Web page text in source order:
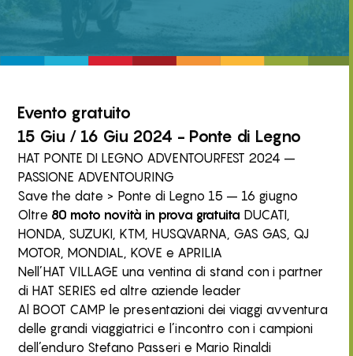
Evento gratuito
15 Giu / 16 Giu 2024 - Ponte di Legno
HAT PONTE DI LEGNO ADVENTOURFEST 2024 –
PASSIONE ADVENTOURING
Save the date > Ponte di Legno 15 – 16 giugno
Oltre 80 moto novità in prova gratuita DUCATI,
HONDA, SUZUKI, KTM, HUSQVARNA, GAS GAS, QJ
MOTOR, MONDIAL, KOVE e APRILIA
Nell’HAT VILLAGE una ventina di stand con i partner
di HAT SERIES ed altre aziende leader
Al BOOT CAMP le presentazioni dei viaggi avventura
delle grandi viaggiatrici e l’incontro con i campioni
dell’enduro Stefano Passeri e Mario Rinaldi